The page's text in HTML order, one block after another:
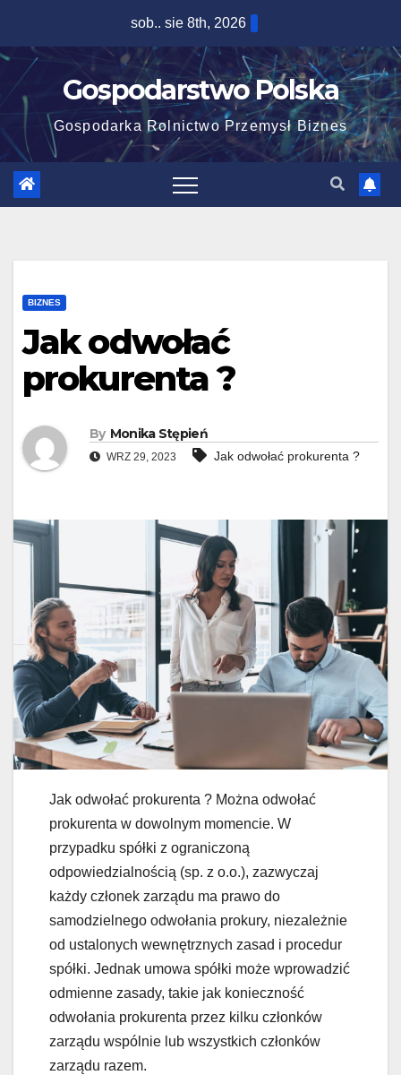
content
sob.. sie 8th, 2026
Gospodarstwo Polska
Gospodarka Rolnictwo Przemysł Biznes
BIZNES
Jak odwołać
prokurenta ?
By Monika Stępień
WRZ 29, 2023 Jak odwołać prokurenta ?
Jak odwołać prokurenta ? Można odwołać
prokurenta w dowolnym momencie. W
przypadku spółki z ograniczoną
odpowiedzialnością (sp. z o.o.), zazwyczaj
każdy członek zarządu ma prawo do
samodzielnego odwołania prokury, niezależnie
od ustalonych wewnętrznych zasad i procedur
spółki. Jednak umowa spółki może wprowadzić
odmienne zasady, takie jak konieczność
odwołania prokurenta przez kilku członków
zarządu wspólnie lub wszystkich członków
zarządu razem.